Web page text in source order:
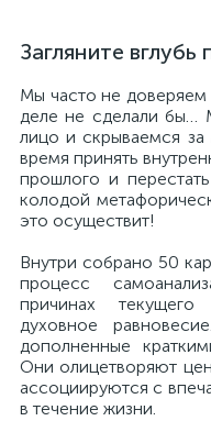
Загляните
Мы часто не
деле не сделали бы…
лицо и скрываемся
время принять
прошлого и
колодой
это осуществит!
Внутри собрано 50
процесс
причинах
духовное
дополненные
Они олицетворяют
ассоциируются с
в течение жизни.